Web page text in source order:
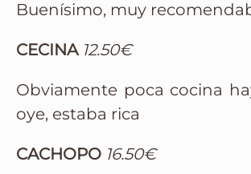
Buenísimo, muy
CECINA 12.50€
Obviamente poca cocina
oye, estaba rica
CACHOPO 16.50€